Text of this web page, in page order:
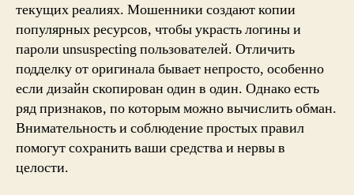
текущих реалиях. Мошенники создают копии
популярных ресурсов, чтобы украсть логины и
пароли unsuspecting пользователей. Отличить
подделку от оригинала бывает непросто, особенно
если дизайн скопирован один в один. Однако есть
ряд признаков, по которым можно вычислить обман.
Внимательность и соблюдение простых правил
помогут сохранить ваши средства и нервы в
целости.